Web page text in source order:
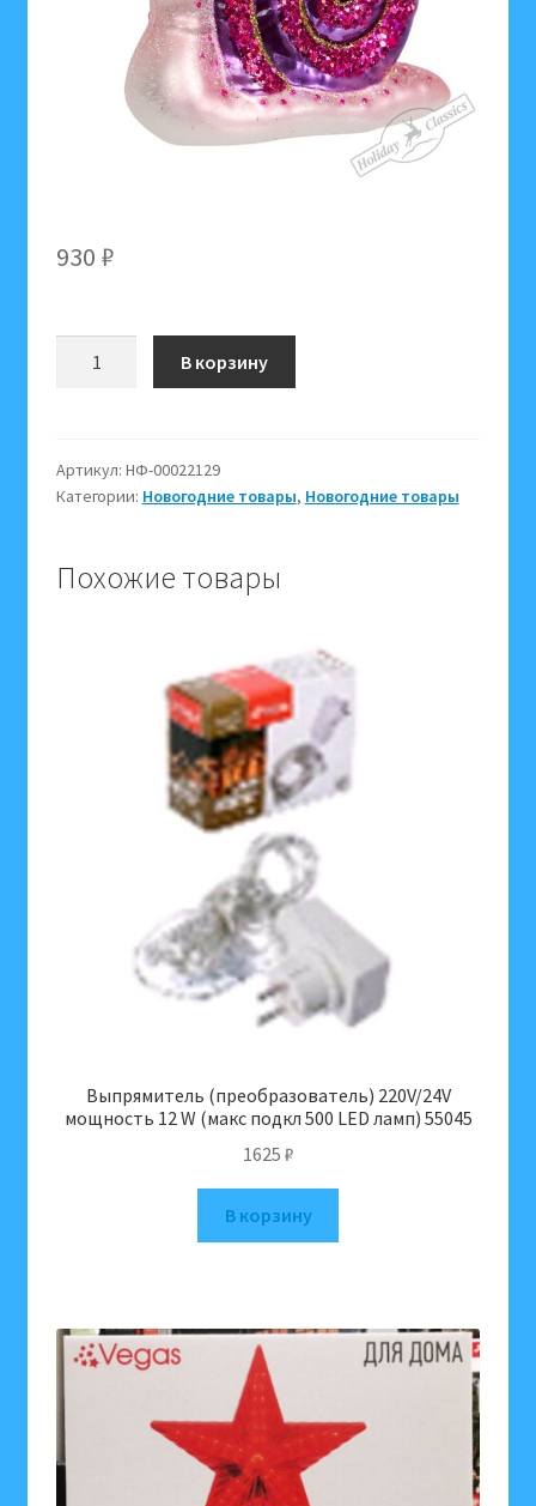
930 ₽
"Розовый
сад"
В корзину
Артикул: НФ-00022129
Категории: Новогодние товары, Новогодние товары
Похожие товары
Выпрямитель (преобразователь) 220V/24V
мощность 12 W (макс подкл 500 LED ламп) 55045
1625 ₽
В корзину